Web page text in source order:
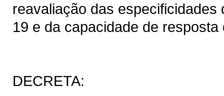
reavaliação das
19 e da capacidade de
DECRETA: